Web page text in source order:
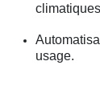
usage.